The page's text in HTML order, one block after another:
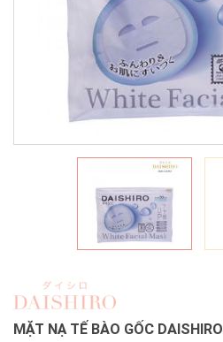
MẶT NẠ TẾ BÀO GỐC DAISHIRO